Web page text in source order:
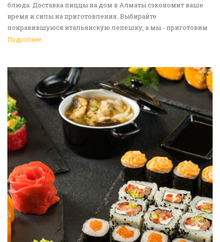
блюда. Доставка пиццы на дом в Алматы сэкономит ваше
время и силы на приготовления. Выбирайте
понравившуюся итальянскую лепешку, а мы - приготовим
ее в лучших традициях. Доставка еды в Алматы -
Подробнее